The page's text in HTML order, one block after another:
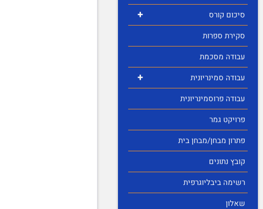
+
סיכום קורס
סקירת ספרות
עבודה מסכמת
+
עבודה סמינריונית
עבודה פרוסמינריונית
פרויקט גמר
פתרון מבחן/מבחן בית
קובץ נתונים
רשימה ביבליוגרפית
שאלון